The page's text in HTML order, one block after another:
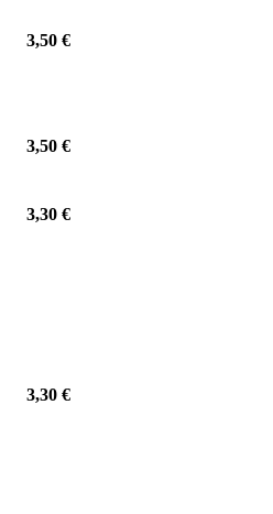
3,50 €
3,50 €
3,30 €
3,30 €